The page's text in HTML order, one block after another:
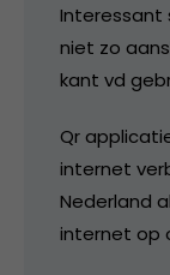
Interessant
niet zo
kant vd
Qr
internet
Nederland
internet op